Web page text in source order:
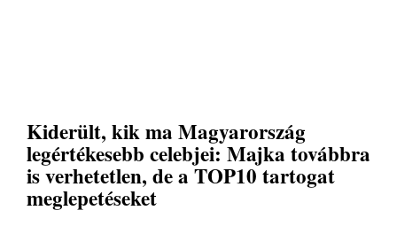
Kiderült, kik ma Magyarország
legértékesebb celebjei: Majka továbbra
is verhetetlen, de a TOP10 tartogat
meglepetéseket